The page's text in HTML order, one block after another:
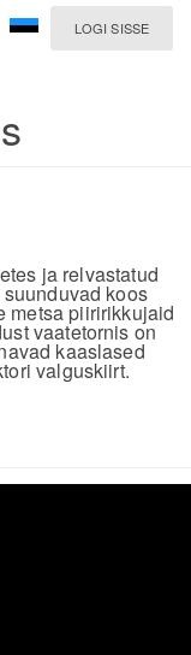
LOGI SISSE
ja relvastatud
koos
metsa piiririkkujaid
vaatetornis on
kaaslased
valguskiirt.